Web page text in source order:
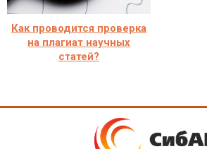
Как проводится проверка
на плагиат научных
статей?